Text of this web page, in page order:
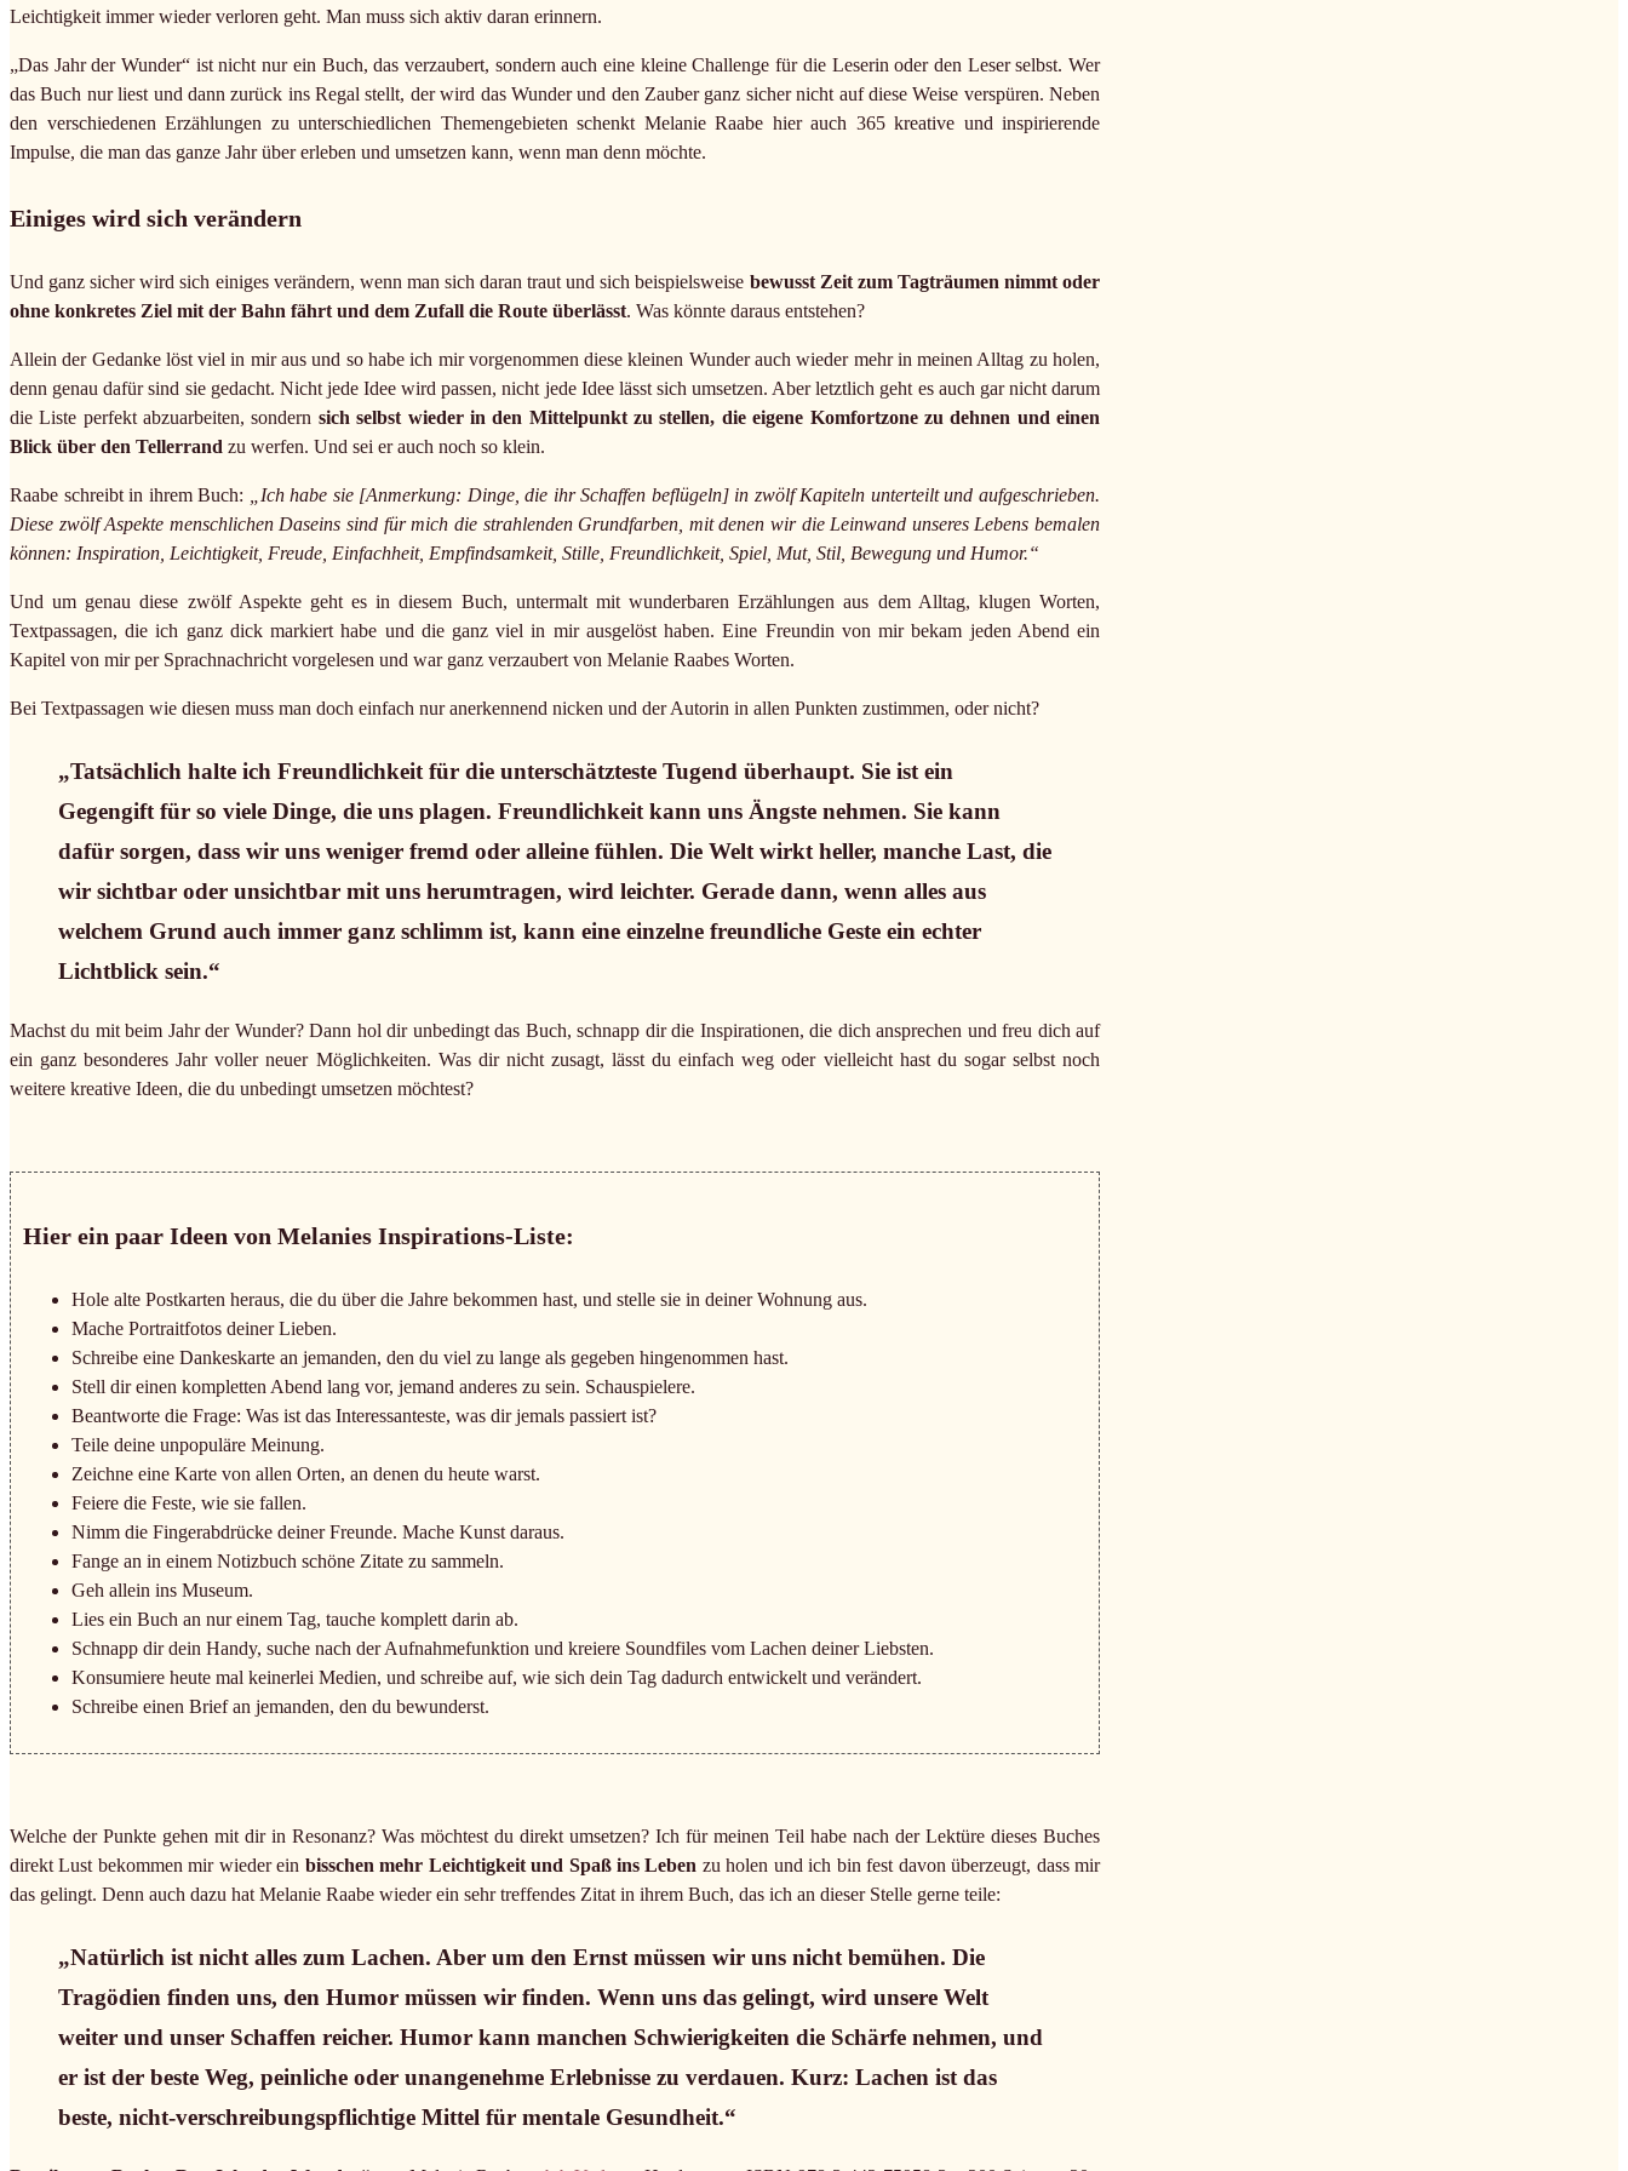
Leichtigkeit immer wieder verloren geht. Man muss sich aktiv daran erinnern.
„Das Jahr der Wunder“ ist nicht nur ein Buch, das verzaubert, sondern auch eine kleine Challenge für die Leserin oder den Leser selbst. Wer
das Buch nur liest und dann zurück ins Regal stellt, der wird das Wunder und den Zauber ganz sicher nicht auf diese Weise verspüren. Neben
den verschiedenen Erzählungen zu unterschiedlichen Themengebieten schenkt Melanie Raabe hier auch 365 kreative und inspirierende
Impulse, die man das ganze Jahr über erleben und umsetzen kann, wenn man denn möchte.
Einiges wird sich verändern
Und ganz sicher wird sich einiges verändern, wenn man sich daran traut und sich beispielsweise bewusst Zeit zum Tagträumen nimmt oder
ohne konkretes Ziel mit der Bahn fährt und dem Zufall die Route überlässt. Was könnte daraus entstehen?
Allein der Gedanke löst viel in mir aus und so habe ich mir vorgenommen diese kleinen Wunder auch wieder mehr in meinen Alltag zu holen,
denn genau dafür sind sie gedacht. Nicht jede Idee wird passen, nicht jede Idee lässt sich umsetzen. Aber letztlich geht es auch gar nicht darum
die Liste perfekt abzuarbeiten, sondern sich selbst wieder in den Mittelpunkt zu stellen, die eigene Komfortzone zu dehnen und einen
Blick über den Tellerrand zu werfen. Und sei er auch noch so klein.
Raabe schreibt in ihrem Buch: „Ich habe sie [Anmerkung: Dinge, die ihr Schaffen beflügeln] in zwölf Kapiteln unterteilt und aufgeschrieben.
Diese zwölf Aspekte menschlichen Daseins sind für mich die strahlenden Grundfarben, mit denen wir die Leinwand unseres Lebens bemalen
können: Inspiration, Leichtigkeit, Freude, Einfachheit, Empfindsamkeit, Stille, Freundlichkeit, Spiel, Mut, Stil, Bewegung und Humor.“
Und um genau diese zwölf Aspekte geht es in diesem Buch, untermalt mit wunderbaren Erzählungen aus dem Alltag, klugen Worten,
Textpassagen, die ich ganz dick markiert habe und die ganz viel in mir ausgelöst haben. Eine Freundin von mir bekam jeden Abend ein
Kapitel von mir per Sprachnachricht vorgelesen und war ganz verzaubert von Melanie Raabes Worten.
Bei Textpassagen wie diesen muss man doch einfach nur anerkennend nicken und der Autorin in allen Punkten zustimmen, oder nicht?
„Tatsächlich halte ich Freundlichkeit für die unterschätzteste Tugend überhaupt. Sie ist ein
Gegengift für so viele Dinge, die uns plagen. Freundlichkeit kann uns Ängste nehmen. Sie kann
dafür sorgen, dass wir uns weniger fremd oder alleine fühlen. Die Welt wirkt heller, manche Last, die
wir sichtbar oder unsichtbar mit uns herumtragen, wird leichter. Gerade dann, wenn alles aus
welchem Grund auch immer ganz schlimm ist, kann eine einzelne freundliche Geste ein echter
Lichtblick sein.“
Machst du mit beim Jahr der Wunder? Dann hol dir unbedingt das Buch, schnapp dir die Inspirationen, die dich ansprechen und freu dich auf
ein ganz besonderes Jahr voller neuer Möglichkeiten. Was dir nicht zusagt, lässt du einfach weg oder vielleicht hast du sogar selbst noch
weitere kreative Ideen, die du unbedingt umsetzen möchtest?
Hier ein paar Ideen von Melanies Inspirations-Liste:
Hole alte Postkarten heraus, die du über die Jahre bekommen hast, und stelle sie in deiner Wohnung aus.
Mache Portraitfotos deiner Lieben.
Schreibe eine Dankeskarte an jemanden, den du viel zu lange als gegeben hingenommen hast.
Stell dir einen kompletten Abend lang vor, jemand anderes zu sein. Schauspielere.
Beantworte die Frage: Was ist das Interessanteste, was dir jemals passiert ist?
Teile deine unpopuläre Meinung.
Zeichne eine Karte von allen Orten, an denen du heute warst.
Feiere die Feste, wie sie fallen.
Nimm die Fingerabdrücke deiner Freunde. Mache Kunst daraus.
Fange an in einem Notizbuch schöne Zitate zu sammeln.
Geh allein ins Museum.
Lies ein Buch an nur einem Tag, tauche komplett darin ab.
Schnapp dir dein Handy, suche nach der Aufnahmefunktion und kreiere Soundfiles vom Lachen deiner Liebsten.
Konsumiere heute mal keinerlei Medien, und schreibe auf, wie sich dein Tag dadurch entwickelt und verändert.
Schreibe einen Brief an jemanden, den du bewunderst.
Welche der Punkte gehen mit dir in Resonanz? Was möchtest du direkt umsetzen? Ich für meinen Teil habe nach der Lektüre dieses Buches
direkt Lust bekommen mir wieder ein bisschen mehr Leichtigkeit und Spaß ins Leben zu holen und ich bin fest davon überzeugt, dass mir
das gelingt. Denn auch dazu hat Melanie Raabe wieder ein sehr treffendes Zitat in ihrem Buch, das ich an dieser Stelle gerne teile:
„Natürlich ist nicht alles zum Lachen. Aber um den Ernst müssen wir uns nicht bemühen. Die
Tragödien finden uns, den Humor müssen wir finden. Wenn uns das gelingt, wird unsere Welt
weiter und unser Schaffen reicher. Humor kann manchen Schwierigkeiten die Schärfe nehmen, und
er ist der beste Weg, peinliche oder unangenehme Erlebnisse zu verdauen. Kurz: Lachen ist das
beste, nicht-verschreibungspflichtige Mittel für mentale Gesundheit.“